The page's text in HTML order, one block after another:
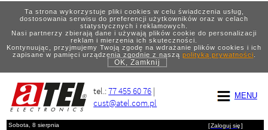
Ta strona wykorzystuje pliki cookies w celu świadczenia usług,
dostosowania serwisu do preferencji użytkowników oraz w celach
statystycznych i reklamowych.
Nasi partnerzy zbierają dane i używają plików cookie do personalizacji
reklam i mierzenia ich skuteczności.
Kontynuując, przyjmujemy Twoją zgodę na wdrażanie plików cookies i ich
zapisane w pamięci urządzenia zgodnie z naszą polityką prywatności.
OK, Zamknij
MENU
tel.:77 455 60 76 |
cust@atel.com.pl
Sobota, 8 sierpnia [Zaloguj się]